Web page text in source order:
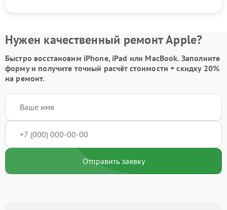
Нужен качественный ремонт Apple?
Быстро восстановим iPhone, iPad или MacBook. Заполните
формуи получите точный расчёт стоимости +скидку 20%
на ремонт.
Отправить заявку